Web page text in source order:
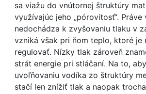
sa viažu do vnútornej štruktúry
využívajúc jeho „pórovitosť“. Práve
nedochádza k zvyšovaniu tlaku v
vzniká však pri ňom teplo, ktoré je
regulovať. Nízky tlak zároveň
strát energie pri stláčaní. Na to,
uvoľňovaniu vodíka zo štruktúry
stačí len znížiť tlak a naopak